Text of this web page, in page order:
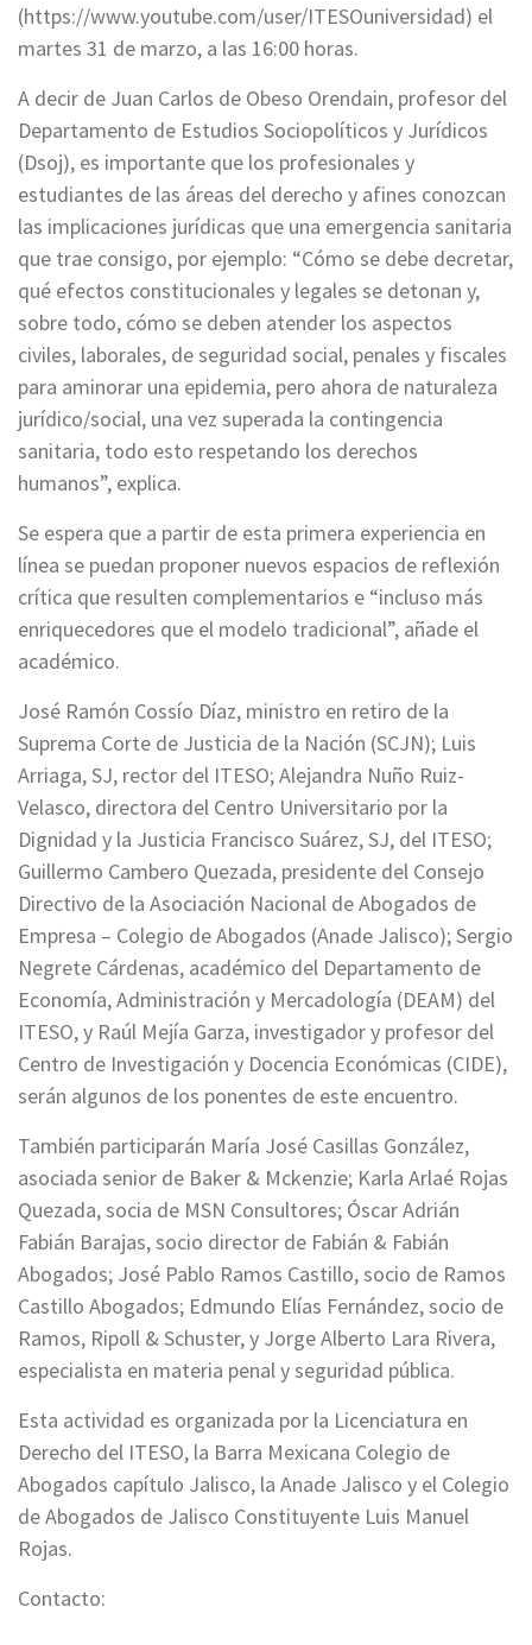
(https://www.youtube.com/user/ITESOuniversidad) el
martes 31 de marzo, a las 16:00 horas.
A decir de Juan Carlos de Obeso Orendain, profesor del
Departamento de Estudios Sociopolíticos y Jurídicos
(Dsoj), es importante que los profesionales y
estudiantes de las áreas del derecho y afines conozcan
las implicaciones jurídicas que una emergencia sanitaria
que trae consigo, por ejemplo: “Cómo se debe decretar,
qué efectos constitucionales y legales se detonan y,
sobre todo, cómo se deben atender los aspectos
civiles, laborales, de seguridad social, penales y fiscales
para aminorar una epidemia, pero ahora de naturaleza
jurídico/social, una vez superada la contingencia
sanitaria, todo esto respetando los derechos
humanos”, explica.
Se espera que a partir de esta primera experiencia en
línea se puedan proponer nuevos espacios de reflexión
crítica que resulten complementarios e “incluso más
enriquecedores que el modelo tradicional”, añade el
académico.
José Ramón Cossío Díaz, ministro en retiro de la
Suprema Corte de Justicia de la Nación (SCJN); Luis
Arriaga, SJ, rector del ITESO; Alejandra Nuño Ruiz-
Velasco, directora del Centro Universitario por la
Dignidad y la Justicia Francisco Suárez, SJ, del ITESO;
Guillermo Cambero Quezada, presidente del Consejo
Directivo de la Asociación Nacional de Abogados de
Empresa – Colegio de Abogados (Anade Jalisco); Sergio
Negrete Cárdenas, académico del Departamento de
Economía, Administración y Mercadología (DEAM) del
ITESO, y Raúl Mejía Garza, investigador y profesor del
Centro de Investigación y Docencia Económicas (CIDE),
serán algunos de los ponentes de este encuentro.
También participarán María José Casillas González,
asociada senior de Baker & Mckenzie; Karla Arlaé Rojas
Quezada, socia de MSN Consultores; Óscar Adrián
Fabián Barajas, socio director de Fabián & Fabián
Abogados; José Pablo Ramos Castillo, socio de Ramos
Castillo Abogados; Edmundo Elías Fernández, socio de
Ramos, Ripoll & Schuster, y Jorge Alberto Lara Rivera,
especialista en materia penal y seguridad pública.
Esta actividad es organizada por la Licenciatura en
Derecho del ITESO, la Barra Mexicana Colegio de
Abogados capítulo Jalisco, la Anade Jalisco y el Colegio
de Abogados de Jalisco Constituyente Luis Manuel
Rojas.
Contacto: